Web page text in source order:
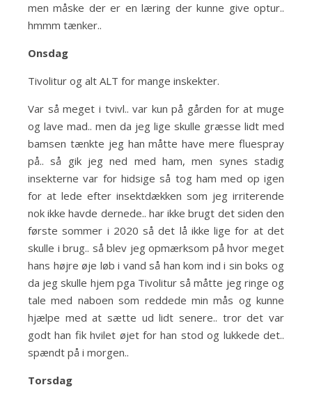
men måske der er en læring der kunne give optur..
hmmm tænker..
Onsdag
Tivolitur og alt ALT for mange inskekter.
Var så meget i tvivl.. var kun på gården for at muge
og lave mad.. men da jeg lige skulle græsse lidt med
bamsen tænkte jeg han måtte have mere fluespray
på.. så gik jeg ned med ham, men synes stadig
insekterne var for hidsige så tog ham med op igen
for at lede efter insektdækken som jeg irriterende
nok ikke havde dernede.. har ikke brugt det siden den
første sommer i 2020 så det lå ikke lige for at det
skulle i brug.. så blev jeg opmærksom på hvor meget
hans højre øje løb i vand så han kom ind i sin boks og
da jeg skulle hjem pga Tivolitur så måtte jeg ringe og
tale med naboen som reddede min mås og kunne
hjælpe med at sætte ud lidt senere.. tror det var
godt han fik hvilet øjet for han stod og lukkede det..
spændt på i morgen..
Torsdag